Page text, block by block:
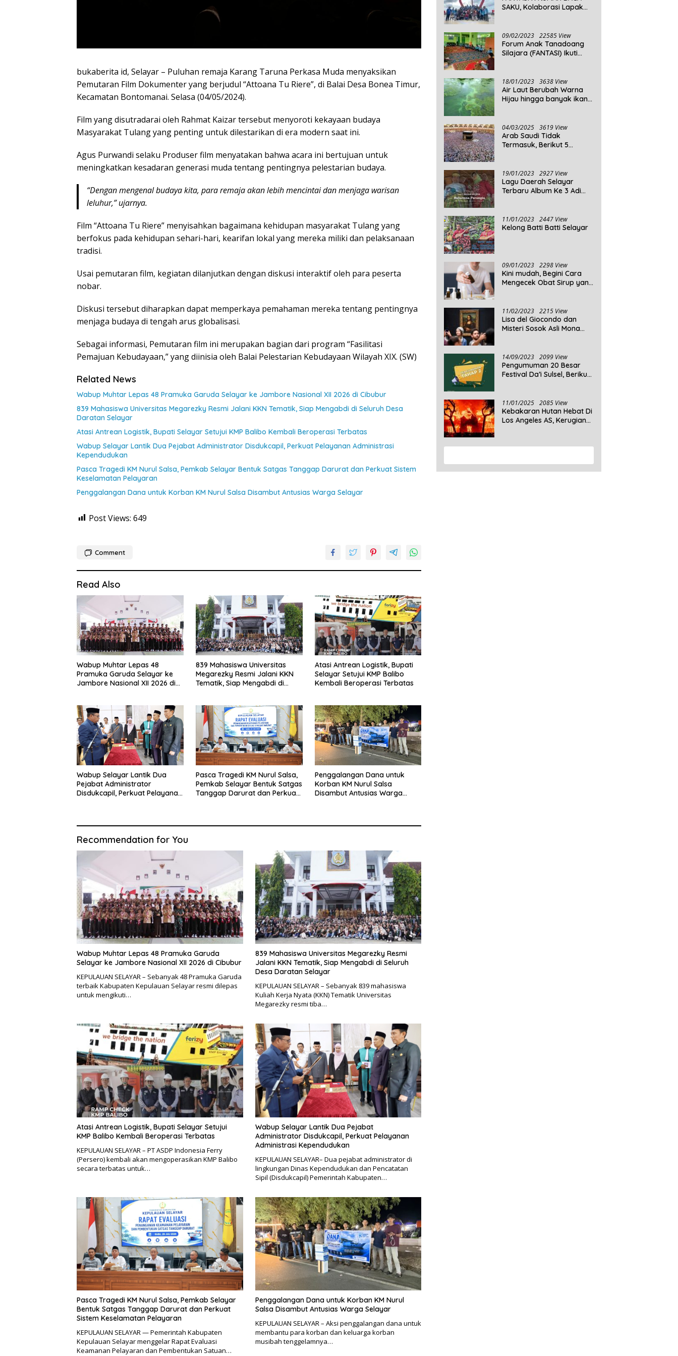
bukaberita id, Selayar – Puluhan remaja Karang Taruna Perkasa Muda menyaksikan
Pemutaran Film Dokumenter yang berjudul “Attoana Tu Riere”, di Balai Desa Bonea Timur,
Kecamatan Bontomanai. Selasa (04/05/2024).
Film yang disutradarai oleh Rahmat Kaizar tersebut menyoroti kekayaan budaya
Masyarakat Tulang yang penting untuk dilestarikan di era modern saat ini.
Agus Purwandi selaku Produser film menyatakan bahwa acara ini bertujuan untuk
meningkatkan kesadaran generasi muda tentang pentingnya pelestarian budaya.
“Dengan mengenal budaya kita, para remaja akan lebih mencintai dan menjaga warisan
leluhur,” ujarnya.
Film “Attoana Tu Riere” menyisahkan bagaimana kehidupan masyarakat Tulang yang
berfokus pada kehidupan sehari-hari, kearifan lokal yang mereka miliki dan pelaksanaan
tradisi.
Usai pemutaran film, kegiatan dilanjutkan dengan diskusi interaktif oleh para peserta
nobar.
Diskusi tersebut diharapkan dapat memperkaya pemahaman mereka tentang pentingnya
menjaga budaya di tengah arus globalisasi.
Sebagai informasi, Pemutaran film ini merupakan bagian dari program “Fasilitasi
Pemajuan Kebudayaan,” yang diinisia oleh Balai Pelestarian Kebudayaan Wilayah XIX. (SW)
Related News
Wabup Muhtar Lepas 48 Pramuka Garuda Selayar ke Jambore Nasional XII 2026 di Cibubur
839 Mahasiswa Universitas Megarezky Resmi Jalani KKN Tematik, Siap Mengabdi di Seluruh Desa
Daratan Selayar
Atasi Antrean Logistik, Bupati Selayar Setujui KMP Balibo Kembali Beroperasi Terbatas
Wabup Selayar Lantik Dua Pejabat Administrator Disdukcapil, Perkuat Pelayanan Administrasi
Kependudukan
Pasca Tragedi KM Nurul Salsa, Pemkab Selayar Bentuk Satgas Tanggap Darurat dan Perkuat Sistem
Keselamatan Pelayaran
Penggalangan Dana untuk Korban KM Nurul Salsa Disambut Antusias Warga Selayar
Post Views: 649
Comment
Read Also
Wabup Muhtar Lepas 48
Pramuka Garuda Selayar ke
Jambore Nasional XII 2026 di
839 Mahasiswa Universitas
Megarezky Resmi Jalani KKN
Tematik, Siap Mengabdi di
Atasi Antrean Logistik, Bupati
Selayar Setujui KMP Balibo
Kembali Beroperasi Terbatas
Wabup Selayar Lantik Dua
Pejabat Administrator
Disdukcapil, Perkuat Pelayanan
Pasca Tragedi KM Nurul Salsa,
Pemkab Selayar Bentuk Satgas
Tanggap Darurat dan Perkuat
Penggalangan Dana untuk
Korban KM Nurul Salsa
Disambut Antusias Warga
Recommendation for You
Wabup Muhtar Lepas 48 Pramuka Garuda
Selayar ke Jambore Nasional XII 2026 di Cibubur
KEPULAUAN SELAYAR – Sebanyak 48 Pramuka Garuda
terbaik Kabupaten Kepulauan Selayar resmi dilepas
untuk mengikuti…
839 Mahasiswa Universitas Megarezky Resmi
Jalani KKN Tematik, Siap Mengabdi di Seluruh
Desa Daratan Selayar
KEPULAUAN SELAYAR – Sebanyak 839 mahasiswa
Kuliah Kerja Nyata (KKN) Tematik Universitas
Megarezky resmi tiba…
Atasi Antrean Logistik, Bupati Selayar Setujui
KMP Balibo Kembali Beroperasi Terbatas
KEPULAUAN SELAYAR – PT ASDP Indonesia Ferry
(Persero) kembali akan mengoperasikan KMP Balibo
secara terbatas untuk…
Wabup Selayar Lantik Dua Pejabat
Administrator Disdukcapil, Perkuat Pelayanan
Administrasi Kependudukan
KEPULAUAN SELAYAR– Dua pejabat administrator di
lingkungan Dinas Kependudukan dan Pencatatan
Sipil (Disdukcapil) Pemerintah Kabupaten…
Pasca Tragedi KM Nurul Salsa, Pemkab Selayar
Bentuk Satgas Tanggap Darurat dan Perkuat
Sistem Keselamatan Pelayaran
KEPULAUAN SELAYAR — Pemerintah Kabupaten
Kepulauan Selayar menggelar Rapat Evaluasi
Keamanan Pelayaran dan Pembentukan Satuan…
Penggalangan Dana untuk Korban KM Nurul
Salsa Disambut Antusias Warga Selayar
KEPULAUAN SELAYAR – Aksi penggalangan dana untuk
membantu para korban dan keluarga korban
musibah tenggelamnya…
SAKU, Kolaborasi Lapak
09/02/2023 22585 View
Forum Anak Tanadoang
Silajara (FANTASI) Ikuti
18/01/2023 3638 View
Air Laut Berubah Warna
Hijau hingga banyak ikan
04/03/2025 3619 View
Arab Saudi Tidak
Termasuk, Berikut 5
Dunia Tahun 2025
19/01/2023 2927 View
Lagu Daerah Selayar
Terbaru Album Ke 3 Adi
11/01/2023 2447 View
Kelong Batti Batti Selayar
09/01/2023 2298 View
Kini mudah, Begini Cara
Mengecek Obat Sirup yang
Aman Untuk Dikonsumsi
11/02/2023 2215 View
Lisa del Giocondo dan
Misteri Sosok Asli Mona
14/09/2023 2099 View
Pengumuman 20 Besar
Festival Da’i Sulsel, Berikut
11/01/2025 2085 View
Kebakaran Hutan Hebat Di
Los Angeles AS, Kerugian